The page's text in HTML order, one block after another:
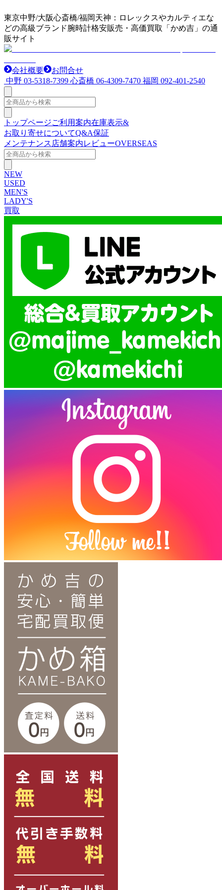
東京中野/大阪心斎橋/福岡天神：ロレックスやカルティエな
どの高級ブランド腕時計格安販売・高価買取「かめ吉」の通
販サイト
会社概要
お問合せ
中野 03-5318-7399 心斎橋 06-4309-7470 福岡 092-401-2540
トップページご利用案内在庫表示&
お取り寄せについてQ&A保証
メンテナンス 店舗案内レビューOVERSEAS
NEW
USED
MEN'S
LADY'S
買取